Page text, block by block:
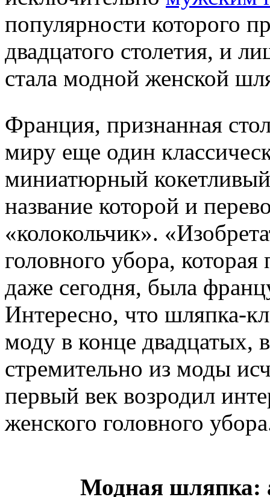
популярности которого
двадцатого столетия, и
стала модной женской
Франция, признанная
миру еще один
миниатюрный
название которой и
«колокольчик».
головного убора,
даже сегодня, была
Интересно, что шляпка-
моду в конце двадцатых,
стремительно из моды
первый век возродил
женского головного
Модная шляпка: